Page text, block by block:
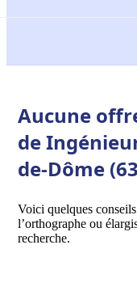
Aucune
de
de-Dôme
Voici quelques
l’orthographe ou
recherche.